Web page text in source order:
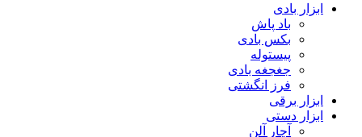
ابزار بادی
باد پاش
بکس بادی
پیستوله
جغجغه بادی
فرز انگشتی
ابزار برقی
ابزار دستی
آچار آلن